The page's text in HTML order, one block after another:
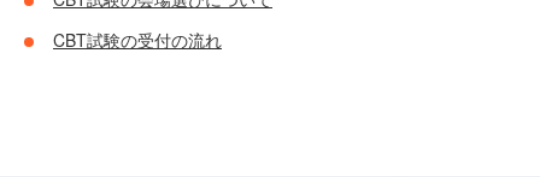
CBT試験の受付の流れ